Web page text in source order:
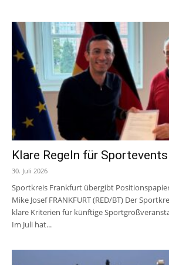
Klare Regeln für Sportevents
30. Juli 2026
Sportkreis Frankfurt übergibt
Mike Josef FRANKFURT (RED/BT) Der
klare Kriterien für künftige
Im Juli hat...